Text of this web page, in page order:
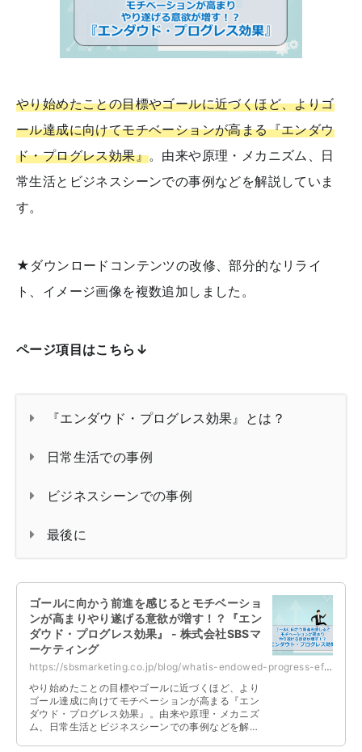
やり始めたことの目標やゴールに近づくほど、よりゴ
ール達成に向けてモチベーションが高まる『エンダウ
ド・プログレス効果』。由来や原理・メカニズム、日
常生活とビジネスシーンでの事例などを解説していま
す。
★ダウンロードコンテンツの改修、部分的なリライ
ト、イメージ画像を複数追加しました。
ページ項目はこちら↓
『エンダウド・プログレス効果』とは？
日常生活での事例
ビジネスシーンでの事例
最後に
ゴールに向かう前進を感じるとモチベーショ
ンが高まりやり遂げる意欲が増す！？『エン
ダウド・プログレス効果』 - 株式会社SBSマ
ーケティング
https://sbsmarketing.co.jp/blog/whatis-endowed-progress-effect-2023-02/
やり始めたことの目標やゴールに近づくほど、より
ゴール達成に向けてモチベーションが高まる『エン
ダウド・プログレス効果』。由来や原理・メカニズ
ム、日常生活とビジネスシーンでの事例などを解説